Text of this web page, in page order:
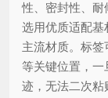
性、密封性、耐
选用优质适配基
主流材质。标
等关键位置，一
迹，无法二次粘